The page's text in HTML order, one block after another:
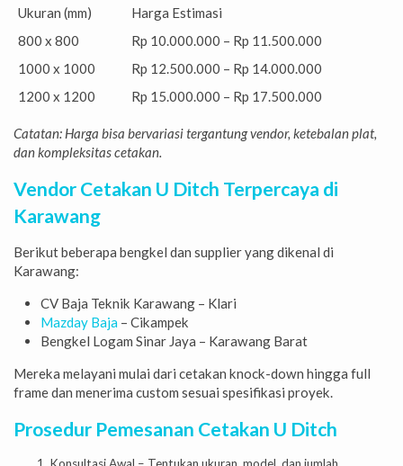
Ukuran (mm)
Harga Estimasi
800 x 800
Rp 10.000.000 – Rp 11.500.000
1000 x 1000
Rp 12.500.000 – Rp 14.000.000
1200 x 1200
Rp 15.000.000 – Rp 17.500.000
Catatan: Harga bisa bervariasi tergantung vendor, ketebalan plat,
dan kompleksitas cetakan.
Vendor Cetakan U Ditch Terpercaya di
Karawang
Berikut beberapa bengkel dan supplier yang dikenal di
Karawang:
CV Baja Teknik Karawang – Klari
Mazday Baja – Cikampek
Bengkel Logam Sinar Jaya – Karawang Barat
Mereka melayani mulai dari cetakan knock-down hingga full
frame dan menerima custom sesuai spesifikasi proyek.
Prosedur Pemesanan Cetakan U Ditch